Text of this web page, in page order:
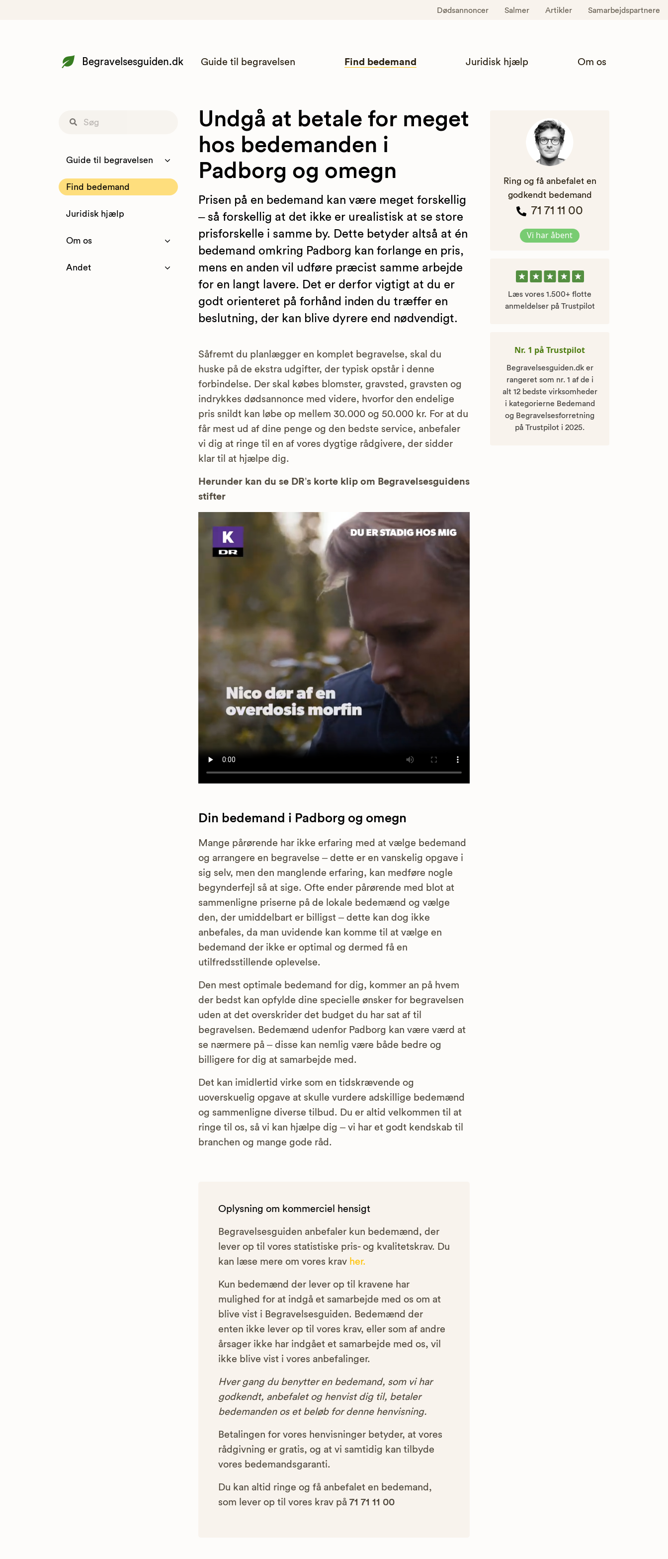
Dødsannoncer Salmer Artikler Samarbejdspartnere
Begravelsesguiden.dk Guide til begravelsen Find bedemand Juridisk hjælp Om os
Guide til begravelsen
Find bedemand
Juridisk hjælp
Om os
Andet
Undgå at betale for meget
hos bedemanden i
Padborg og omegn
Prisen på en bedemand kan være meget forskellig
– så forskellig at det ikke er urealistisk at se store
prisforskelle i samme by. Dette betyder altså at én
bedemand omkring Padborg kan forlange en pris,
mens en anden vil udføre præcist samme arbejde
for en langt lavere. Det er derfor vigtigt at du er
godt orienteret på forhånd inden du træffer en
beslutning, der kan blive dyrere end nødvendigt.
Såfremt du planlægger en komplet begravelse, skal du
huske på de ekstra udgifter, der typisk opstår i denne
forbindelse. Der skal købes blomster, gravsted, gravsten og
indrykkes dødsannonce med videre, hvorfor den endelige
pris snildt kan løbe op mellem 30.000 og 50.000 kr. For at du
får mest ud af dine penge og den bedste service, anbefaler
vi dig at ringe til en af vores dygtige rådgivere, der sidder
klar til at hjælpe dig.
Herunder kan du se DR’s korte klip om Begravelsesguidens
stifter
Din bedemand i Padborg og omegn
Mange pårørende har ikke erfaring med at vælge bedemand
og arrangere en begravelse – dette er en vanskelig opgave i
sig selv, men den manglende erfaring, kan medføre nogle
begynderfejl så at sige. Ofte ender pårørende med blot at
sammenligne priserne på de lokale bedemænd og vælge
den, der umiddelbart er billigst – dette kan dog ikke
anbefales, da man uvidende kan komme til at vælge en
bedemand der ikke er optimal og dermed få en
utilfredsstillende oplevelse.
Den mest optimale bedemand for dig, kommer an på hvem
der bedst kan opfylde dine specielle ønsker for begravelsen
uden at det overskrider det budget du har sat af til
begravelsen. Bedemænd udenfor Padborg kan være værd at
se nærmere på – disse kan nemlig være både bedre og
billigere for dig at samarbejde med.
Det kan imidlertid virke som en tidskrævende og
uoverskuelig opgave at skulle vurdere adskillige bedemænd
og sammenligne diverse tilbud. Du er altid velkommen til at
ringe til os, så vi kan hjælpe dig – vi har et godt kendskab til
branchen og mange gode råd.
Oplysning om kommerciel hensigt
Begravelsesguiden anbefaler kun bedemænd, der
lever op til vores statistiske pris- og kvalitetskrav. Du
kan læse mere om vores krav her.
Kun bedemænd der lever op til kravene har
mulighed for at indgå et samarbejde med os om at
blive vist i Begravelsesguiden. Bedemænd der
enten ikke lever op til vores krav, eller som af andre
årsager ikke har indgået et samarbejde med os, vil
ikke blive vist i vores anbefalinger.
Hver gang du benytter en bedemand, som vi har
godkendt, anbefalet og henvist dig til, betaler
bedemanden os et beløb for denne henvisning.
Betalingen for vores henvisninger betyder, at vores
rådgivning er gratis, og at vi samtidig kan tilbyde
vores bedemandsgaranti.
Du kan altid ringe og få anbefalet en bedemand,
som lever op til vores krav på 71 71 11 00
Ring og få anbefalet en
godkendt bedemand
71 71 11 00
Vi har åbent
Læs vores 1.500+ flotte
anmeldelser på Trustpilot
Nr. 1 på Trustpilot
Begravelsesguiden.dk er
rangeret som nr. 1 af de i
alt 12 bedste virksomheder
i kategorierne Bedemand
og Begravelsesforretning
på Trustpilot i 2025.